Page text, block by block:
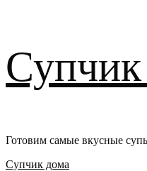
к
содержимому
Готовим самые вкусные
Основное
Супчик дома